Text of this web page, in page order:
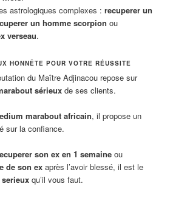
astrologiques complexes : recuperer un
un homme scorpion ou
verseau.
HONNÊTE POUR VOTRE RÉUSSITE
du Maître Adjinacou repose sur
sérieux de ses clients.
marabout africain, il propose un
sur la confiance.
son ex en 1 semaine ou
de son ex après l’avoir blessé, il est le
qu’il vous faut.